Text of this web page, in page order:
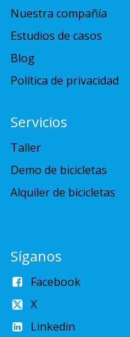
Nuestra compañía
Estudios de casos
Blog
Política de privacidad
Servicios
Taller
Demo de bicicletas
Alquiler de bicicletas
Síganos
Facebook
X
Linkedin